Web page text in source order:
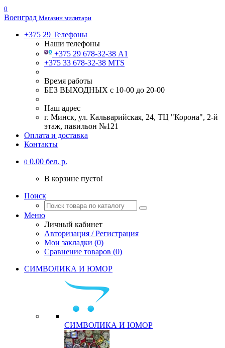
0
Военград Магазин милитари
+375 29 Телефоны
Наши телефоны
+375 29 678-32-38 А1
+375 33 678-32-38 MTS
Время работы
БЕЗ ВЫХОДНЫХ с 10-00 до 20-00
Наш адрес
г. Минск, ул. Кальварийская, 24, ТЦ "Корона", 2-й
этаж, павильон №121
Оплата и доставка
Контакты
0 0.00 бел. р.
В корзине пусто!
Поиск
Меню
Личный кабинет
Авторизация / Регистрация
Мои закладки (0)
Сравнение товаров (0)
СИМВОЛИКА И ЮМОР
СИМВОЛИКА И ЮМОР